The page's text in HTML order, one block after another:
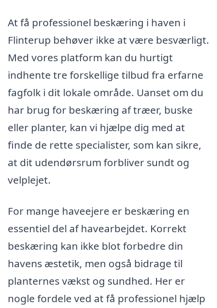
At få professionel beskæring i haven i
Flinterup behøver ikke at være besværligt.
Med vores platform kan du hurtigt
indhente tre forskellige tilbud fra erfarne
fagfolk i dit lokale område. Uanset om du
har brug for beskæring af træer, buske
eller planter, kan vi hjælpe dig med at
finde de rette specialister, som kan sikre,
at dit udendørsrum forbliver sundt og
velplejet.
For mange haveejere er beskæring en
essentiel del af havearbejdet. Korrekt
beskæring kan ikke blot forbedre din
havens æstetik, men også bidrage til
planternes vækst og sundhed. Her er
nogle fordele ved at få professionel hjælp